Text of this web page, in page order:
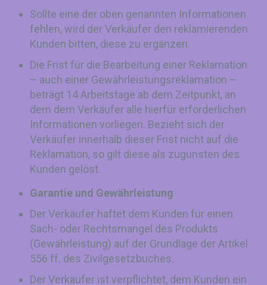
Sollte eine der oben genannten Informationen
fehlen, wird der Verkäufer den reklamierenden
Kunden bitten, diese zu ergänzen.
Die Frist für die Bearbeitung einer Reklamation
– auch einer Gewährleistungsreklamation –
beträgt 14 Arbeitstage ab dem Zeitpunkt, an
dem dem Verkäufer alle hierfür erforderlichen
Informationen vorliegen. Bezieht sich der
Verkäufer innerhalb dieser Frist nicht auf die
Reklamation, so gilt diese als zugunsten des
Kunden gelöst.
Garantie und Gewährleistung
Der Verkäufer haftet dem Kunden für einen
Sach- oder Rechtsmangel des Produkts
(Gewährleistung) auf der Grundlage der Artikel
556 ff. des Zivilgesetzbuches.
Der Verkäufer ist verpflichtet, dem Kunden ein